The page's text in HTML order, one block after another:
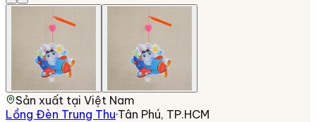
Sản xuất tại Việt Nam
Lồng Đèn Trung Thu·Tân Phú, TP.HCM